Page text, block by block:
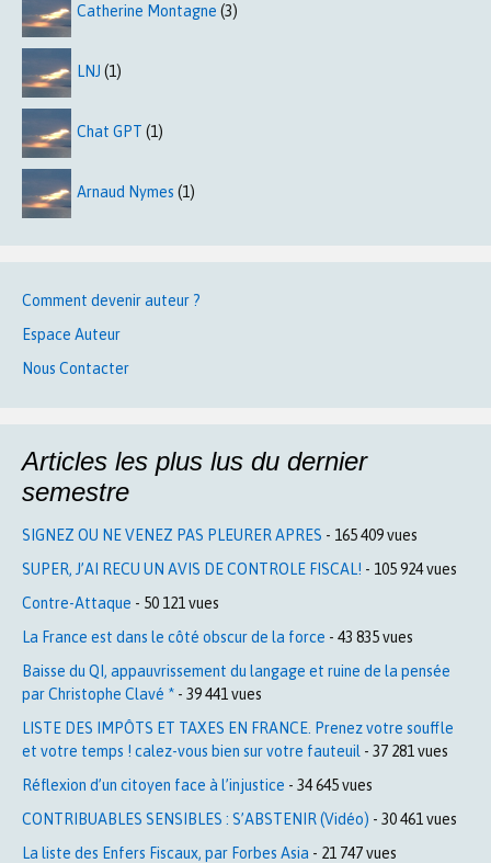
Catherine Montagne (3)
LNJ (1)
Chat GPT (1)
Arnaud Nymes (1)
Comment devenir auteur ?
Espace Auteur
Nous Contacter
Articles les plus lus du dernier
semestre
SIGNEZ OU NE VENEZ PAS PLEURER APRES - 165 409 vues
SUPER, J’AI RECU UN AVIS DE CONTROLE FISCAL! - 105 924 vues
Contre-Attaque - 50 121 vues
La France est dans le côté obscur de la force - 43 835 vues
Baisse du QI, appauvrissement du langage et ruine de la pensée
par Christophe Clavé * - 39 441 vues
LISTE DES IMPÔTS ET TAXES EN FRANCE. Prenez votre souffle
et votre temps ! calez-vous bien sur votre fauteuil - 37 281 vues
Réflexion d’un citoyen face à l’injustice - 34 645 vues
CONTRIBUABLES SENSIBLES : S’ABSTENIR (Vidéo) - 30 461 vues
La liste des Enfers Fiscaux, par Forbes Asia - 21 747 vues